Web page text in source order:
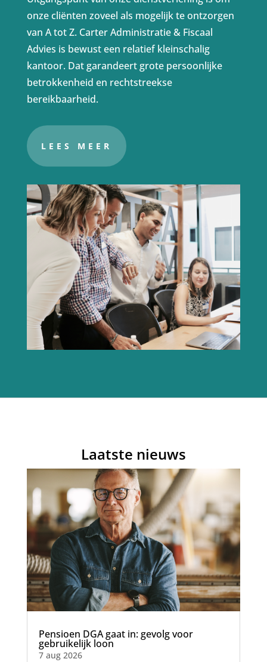
onze cliënten zoveel als mogelijk te ontzorgen
van A tot Z. Carter Administratie & Fiscaal
Advies is bewust een relatief kleinschalig
kantoor. Dat garandeert grote persoonlijke
betrokkenheid en rechtstreekse
bereikbaarheid.
LEES MEER
Laatste nieuws
Pensioen DGA gaat in: gevolg voor
gebruikelijk loon
7 aug 2026